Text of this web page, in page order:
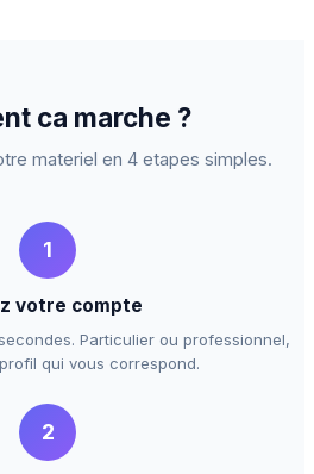
ca marche ?
materiel en 4 etapes simples.
1
votre compte
Particulier ou professionnel,
qui vous correspond.
2